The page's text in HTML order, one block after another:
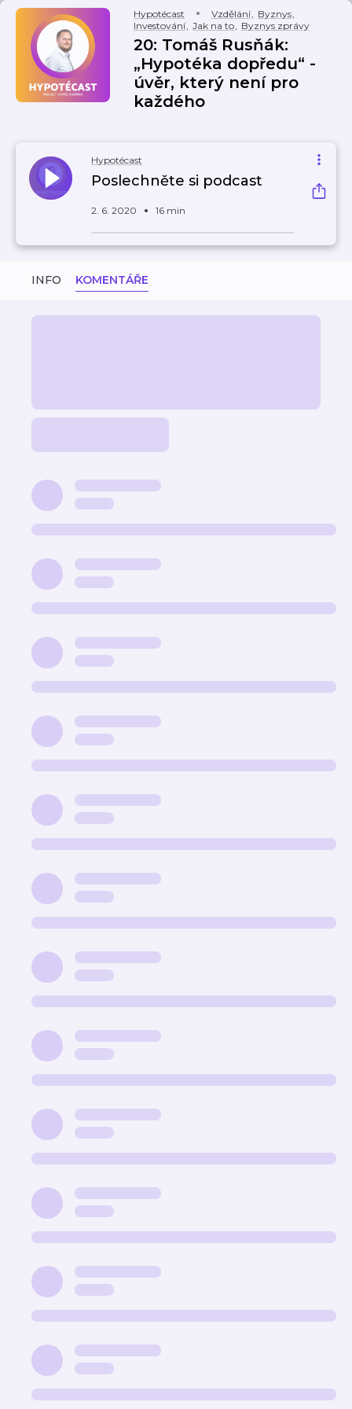
Hypotécast Vzdělání, Byznys,
Investování, Jak na to, Byznys zprávy
20: Tomáš Rusňák:
„Hypotéka dopředu“ -
úvěr, který není pro
každého
Hypotécast
Poslechněte si podcast
2. 6. 2020 16 min
INFO KOMENTÁŘE